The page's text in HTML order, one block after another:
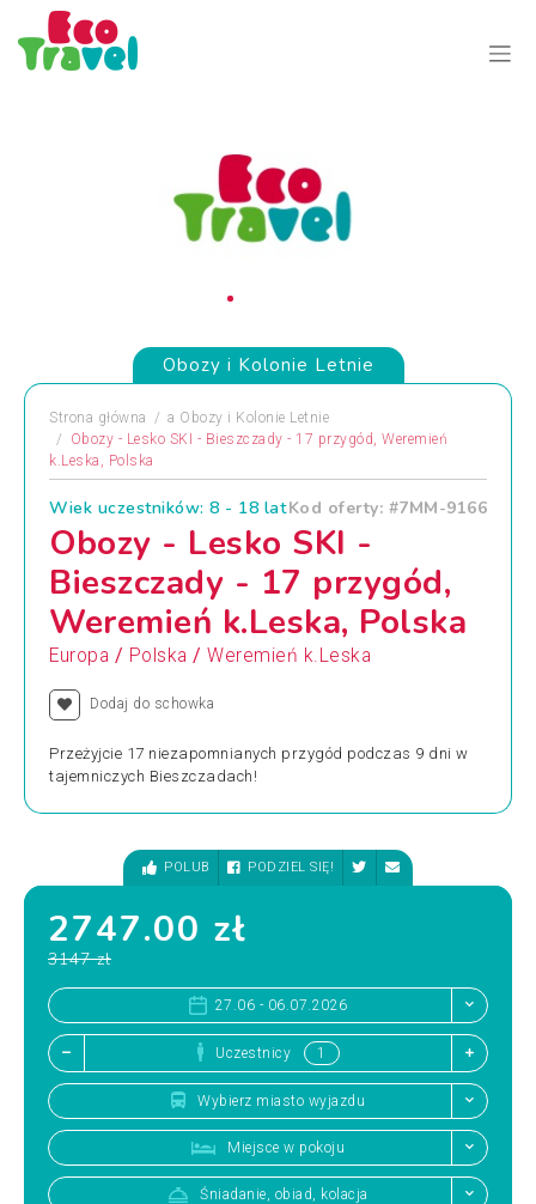
Obozy i Kolonie Letnie
Strona główna a Obozy i Kolonie Letnie
Obozy - Lesko SKI - Bieszczady - 17 przygód, Weremień
k.Leska, Polska
Wiek uczestników: 8 - 18 latKod oferty: #7MM-9166
Obozy - Lesko SKI -
Bieszczady - 17 przygód,
Weremień k.Leska, Polska
Europa / Polska / Weremień k.Leska
Dodaj do schowka
Przeżyjcie 17 niezapomnianych przygód podczas 9 dni w
tajemniczych Bieszczadach!
POLUB PODZIEL SIĘ!
2747.00 zł
3147 zł
27.06 - 06.07.2026
Uczestnicy
Wybierz miasto wyjazdu
Miejsce w pokoju
Śniadanie, obiad, kolacja